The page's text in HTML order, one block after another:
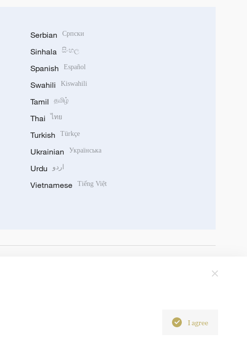
Serbian Српски
Sinhala සිංහල
Spanish Español
Swahili Kiswahili
Tamil தமிழ்
Thai ไทย
Turkish Türkçe
Ukrainian Українська
Urdu اردو
Vietnamese Tiếng Việt
I agree